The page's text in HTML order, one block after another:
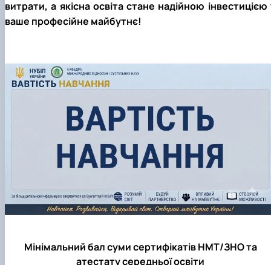
витрати, а якісна освіта стане надійною інвестицією
ваше професійне майбутнє!
Мінімальний бал суми сертифікатів НМТ/ЗНО та
атестату середньої освіти